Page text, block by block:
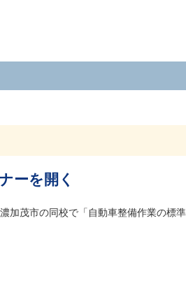
ーを開く
茂市の同校で「自動車整備作業の標